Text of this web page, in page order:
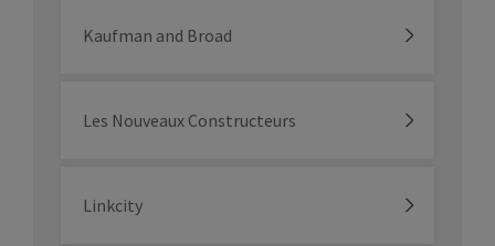
Kaufman and Broad
Les Nouveaux Constructeurs
Linkcity